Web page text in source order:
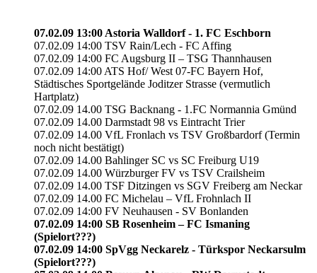
07.02.09 13:00 Astoria Walldorf - 1. FC Eschborn
07.02.09 14:00 TSV Rain/Lech - FC Affing
07.02.09 14:00 FC Augsburg II – TSG Thannhausen
07.02.09 14:00 ATS Hof/ West 07-FC Bayern Hof,
Städtisches Sportgelände Joditzer Strasse (vermutlich
Hartplatz)
07.02.09 14.00 TSG Backnang - 1.FC Normannia Gmünd
07.02.09 14.00 Darmstadt 98 vs Eintracht Trier
07.02.09 14.00 VfL Fronlach vs TSV Großbardorf (Termin
noch nicht bestätigt)
07.02.09 14.00 Bahlinger SC vs SC Freiburg U19
07.02.09 14.00 Würzburger FV vs TSV Crailsheim
07.02.09 14.00 TSF Ditzingen vs SGV Freiberg am Neckar
07.02.09 14.00 FC Michelau – VfL Frohnlach II
07.02.09 14:00 FV Neuhausen - SV Bonlanden
07.02.09 14:00 SB Rosenheim – FC Ismaning
(Spielort???)
07.02.09 14:00 SpVgg Neckarelz - Türkspor Neckarsulm
(Spielort???)